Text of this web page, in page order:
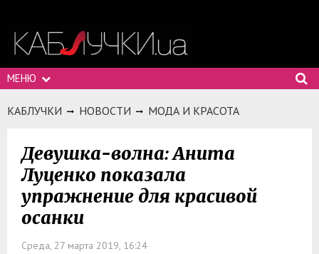
МЕНЮ
КАБЛУЧКИ НОВОСТИ МОДА И КРАСОТА
Девушка-волна: Анита
Луценко показала
упражнение для красивой
осанки
Среда, 27 марта 2019, 16:24